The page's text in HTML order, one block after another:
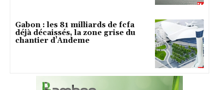
Gabon : les 81 milliards de fcfa
déjà décaissés, la zone grise du
chantier d’Andeme